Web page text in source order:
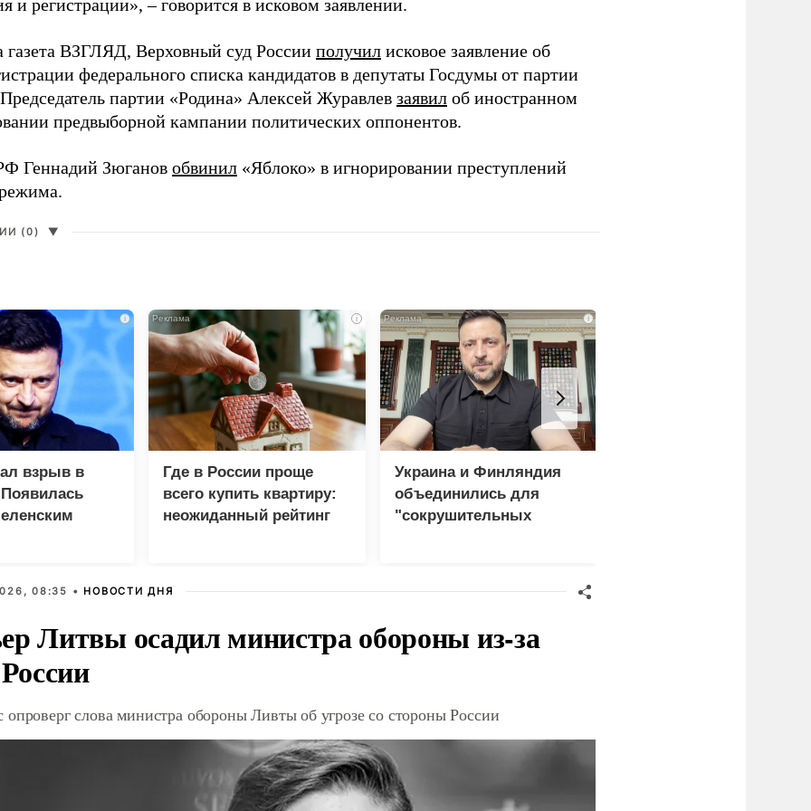
и регистрации», – говорится в исковом заявлении.
газета ВЗГЛЯД, Верховный суд России получил исковое заявление об
федерального списка кандидатов в депутаты Госдумы от партии
партии «Родина» Алексей Журавлев заявил об иностранном
предвыборной кампании политических оппонентов.
Геннадий Зюганов обвинил «Яблоко» в игнорировании преступлений
(0) ▼
i
взрыв в
i
Где в России проще
всего купить квартиру:
неожиданный рейтинг
i
Украина и Финляндия
объединились для
"сокрушительных
08:35 • НОВОСТИ ДНЯ
Литвы осадил министра обороны из-за
слова министра обороны Ливты об угрозе со стороны России